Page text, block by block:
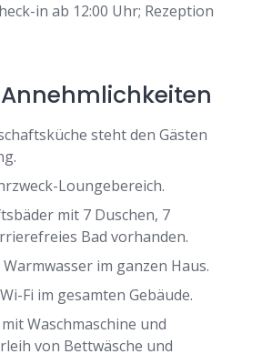
in ab 12:00 Uhr; Rezeption
steht den Gästen
Loungebereich.
mit 7 Duschen, 7
Bad vorhanden.
im ganzen Haus.
Fi im gesamten Gebäude.
Waschmaschine und
von Bettwäsche und